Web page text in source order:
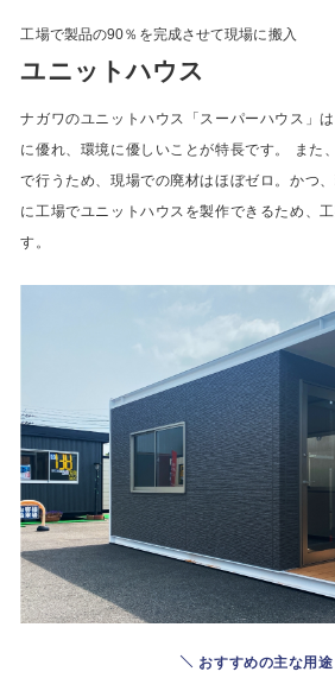
工場で製品の90％を完成させて現場に搬入
ユニットハウス
ナガワのユニットハウス「スーパーハウス」
に優れ、環境に優しいことが特長です。 また
で行うため、現場での廃材はほぼゼロ。かつ
に工場でユニットハウスを製作できるため、
す。
おすすめの主な用途